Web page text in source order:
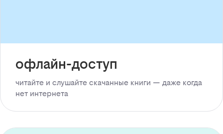
офлайн-доступ
читайте и слушайте скачанные книги — даже когда
нет интернета